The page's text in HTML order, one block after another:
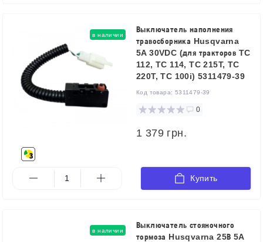
в наличии
Выключатель наполнения
травосборника Husqvarna
5A 30VDC (для тракторов TC
112, TC 114, TC 215T, TC
220T, TC 100i) 5311479-39
Код товара: 5311479-39
0
1 379 грн.
Купить
в наличии
Выключатель стояночного
тормоза Husqvarna 25В 5A